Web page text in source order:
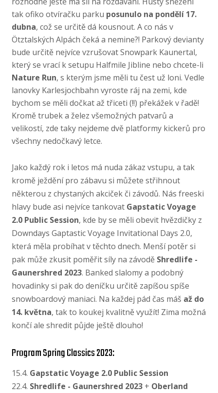
tak ofiko otvíračku parku posunulo na pondělí 17.
dubna, což se určitě dá kousnout. A co nás v
Ötztalských Alpách čeká a nemine?! Parkový devianty
bude určitě nejvíce vzrušovat Snowpark Kaunertal,
který se vrací k setupu Halfmile Jibline nebo chcete-li
Nature Run, s kterým jsme měli tu čest už loni. Vedle
lanovky Karlesjochbahn vyroste ráj na zemi, kde
bychom se měli dočkat až třiceti (!!) překážek v řadě!
Kromě trubek a želez všemožných patvarů a
velikostí, zde taky nejdeme dvě platformy kickerů pro
všechny nedočkavý letce.
Jako každý rok i letos má nuda zákaz vstupu, a tak
kromě ježdění pro zábavu si můžete střihnout
některou z chystaných akciček či závodů. Nás freeski
hlavy bude asi nejvíce tankovat Gapstatic Voyage
2.0 Public Session, kde by se měli obevit hvězdičky z
Downdays Gaptastic Voyage Invitational Days 2.0,
která měla probíhat v těchto dnech. Menší potěr si
pak může zkusit poměřit síly na závodě Shredlife -
Gaunershred 2023. Banked slalomy a podobný
hovadinky si pak do deníčku určitě zapíšou spíše
snowboardový maniaci. Na každej pád čas máš až do
14. května, tak to koukej kvalitně využít! Zima možná
končí ale shredit půjde ještě dlouho!
Program Spring Classics 2023:
15.4. Gapstatic Voyage 2.0 Public Session
22.4. Shredlife - Gaunershred 2023 + Oberland